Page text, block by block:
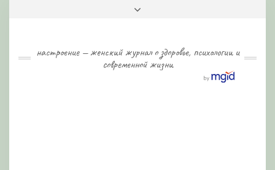
настроение — женский журнал о здоровье, психологии и
современной жизни